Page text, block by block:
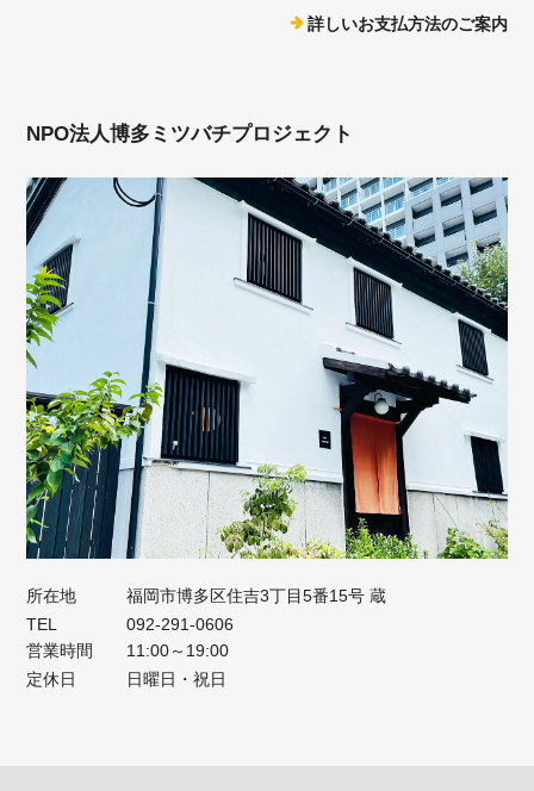
詳しいお支払方法のご案内
NPO法人博多ミツバチプロジェクト
所在地
福岡市博多区住吉3丁目5番15号 蔵
TEL
092-291-0606
営業時間
11:00～19:00
定休日
日曜日・祝日